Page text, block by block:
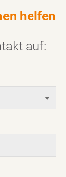
helfen
auf: